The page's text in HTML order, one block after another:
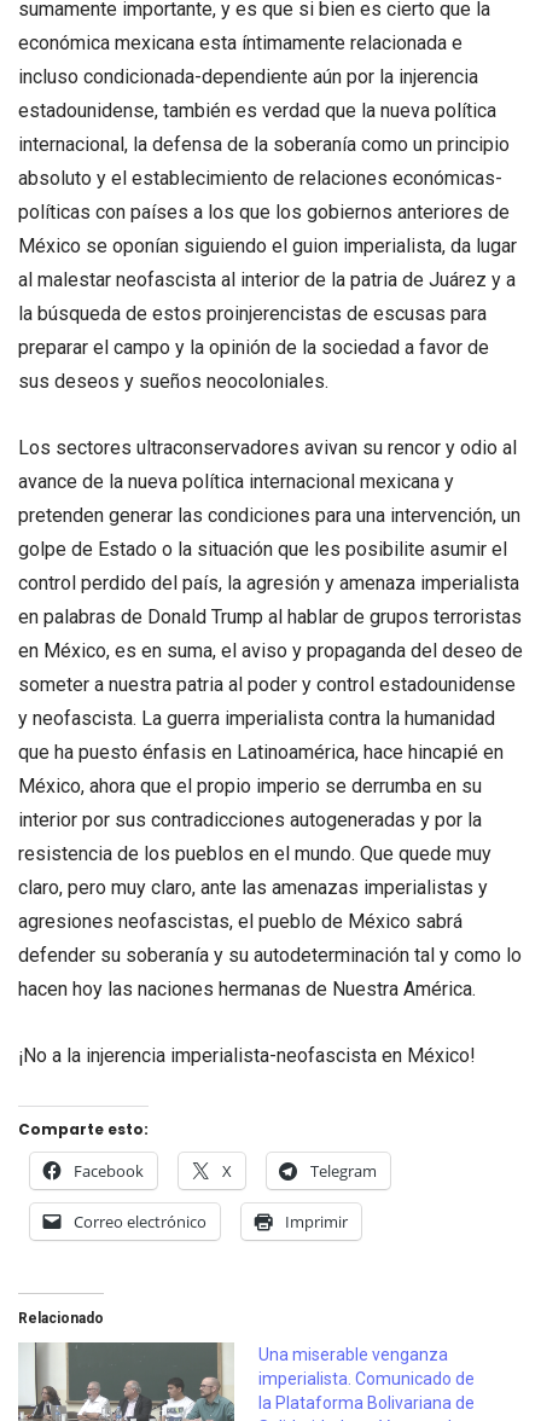
sumamente importante, y es que si bien es cierto que la
económica mexicana esta íntimamente relacionada e
incluso condicionada-dependiente aún por la injerencia
estadounidense, también es verdad que la nueva política
internacional, la defensa de la soberanía como un principio
absoluto y el establecimiento de relaciones económicas-
políticas con países a los que los gobiernos anteriores de
México se oponían siguiendo el guion imperialista, da lugar
al malestar neofascista al interior de la patria de Juárez y a
la búsqueda de estos proinjerencistas de escusas para
preparar el campo y la opinión de la sociedad a favor de
sus deseos y sueños neocoloniales.
Los sectores ultraconservadores avivan su rencor y odio al
avance de la nueva política internacional mexicana y
pretenden generar las condiciones para una intervención, un
golpe de Estado o la situación que les posibilite asumir el
control perdido del país, la agresión y amenaza imperialista
en palabras de Donald Trump al hablar de grupos terroristas
en México, es en suma, el aviso y propaganda del deseo de
someter a nuestra patria al poder y control estadounidense
y neofascista. La guerra imperialista contra la humanidad
que ha puesto énfasis en Latinoamérica, hace hincapié en
México, ahora que el propio imperio se derrumba en su
interior por sus contradicciones autogeneradas y por la
resistencia de los pueblos en el mundo. Que quede muy
claro, pero muy claro, ante las amenazas imperialistas y
agresiones neofascistas, el pueblo de México sabrá
defender su soberanía y su autodeterminación tal y como lo
hacen hoy las naciones hermanas de Nuestra América.
¡No a la injerencia imperialista-neofascista en México!
Comparte esto:
Facebook X Telegram
Correo electrónico Imprimir
Relacionado
Una miserable venganza
imperialista. Comunicado de
la Plataforma Bolivariana de